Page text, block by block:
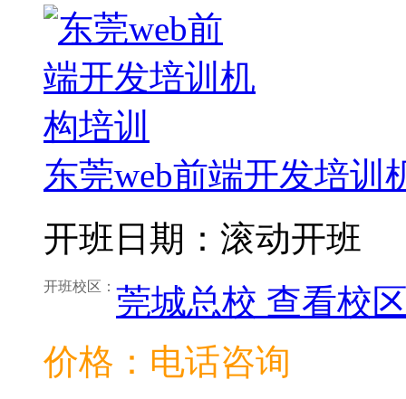
东莞web前端开发培训
开班日期：滚动开班
开班校区： 莞城总校 查看校
价格：电话咨询